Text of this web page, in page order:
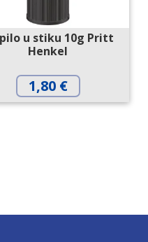
u stiku 10g Pritt
Henkel
1,80 €